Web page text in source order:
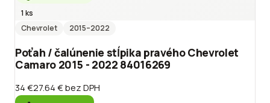
1 ks
Chevrolet
2015–2022
Poťah / čalúnenie stĺpika pravého Chevrolet
Camaro 2015 - 2022 84016269
34 €27.64 €bez DPH